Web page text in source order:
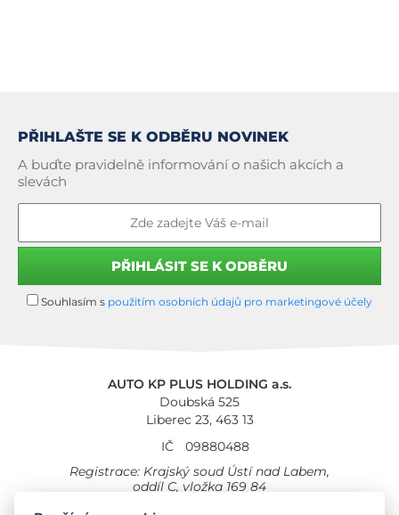
PŘIHLAŠTE SE K ODBĚRU NOVINEK
A buďte pravidelně informování o našich akcích a
slevách
Souhlasím s použitím osobních údajů pro marketingové účely
AUTO KP PLUS HOLDING a.s.
Doubská 525
Liberec 23, 463 13
IČ
09880488
Registrace: Krajský soud Ústí nad Labem,
oddíl C, vložka 169 84